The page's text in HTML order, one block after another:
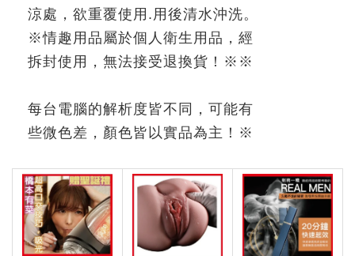
涼處，欲重覆使用 .用後清水沖洗。
※情趣用品屬於個人衛生用品，經
拆封使用，無法接受退換貨！ ※※
每台電腦的解析度皆不同，可能有
些微色差，顏色皆以實品為主！ ※